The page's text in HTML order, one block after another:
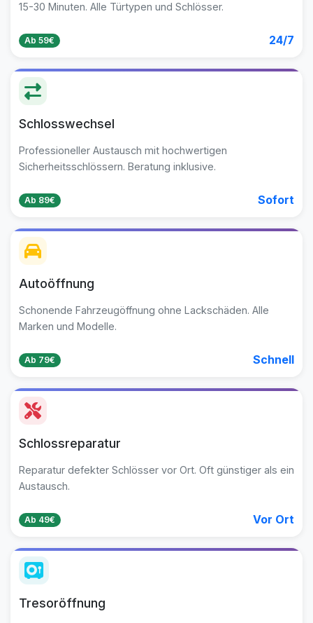
15-30 Minuten. Alle Türtypen und Schlösser.
Ab 59€ 24/7
Schlosswechsel
Professioneller Austausch mit hochwertigen
Sicherheitsschlössern. Beratung inklusive.
Ab 89€ Sofort
Autoöffnung
Schonende Fahrzeugöffnung ohne Lackschäden. Alle
Marken und Modelle.
Ab 79€ Schnell
Schlossreparatur
Reparatur defekter Schlösser vor Ort. Oft günstiger als ein
Austausch.
Ab 49€ Vor Ort
Tresoröffnung